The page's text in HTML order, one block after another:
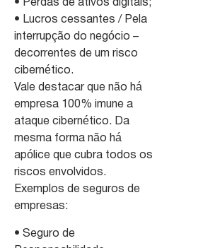
• Perdas de ativos digitais;
• Lucros cessantes / Pela
interrupção do negócio –
decorrentes de um risco
cibernético.
Vale destacar que não há
empresa 100% imune a
ataque cibernético. Da
mesma forma não há
apólice que cubra todos os
riscos envolvidos.
Exemplos de seguros de
empresas:
• Seguro de